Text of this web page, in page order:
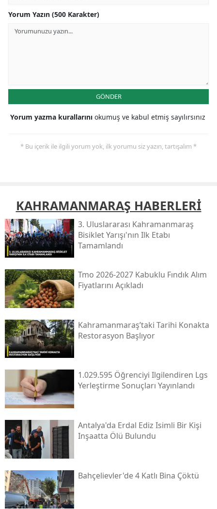
Yorum Yazın (500 Karakter)
GÖNDER
Yorum yazma kurallarını okumuş ve kabul etmiş sayılırsınız
* Bu içerik ile ilgili yorum yok, ilk yorumu siz yazın, tartışalım *
KAHRAMANMARAŞ HABERLERİ
3. Uluslararası Kahramanmaraş
Bisiklet Yarışı'nın Ilk Etabı
Tamamlandı
Tmo 2026-2027 Kabuklu Fındık Alım
Fiyatlarını Açıkladı
Kahramanmaraş’taki Tarihi Konakta
Restorasyon Başlıyor
1.029.595 Öğrenciyi Ilgilendiren Lgs
Yerleştirme Sonuçları Yayınlandı
Antalya'da Erdal Ediz Isimli Bir Kişi
Inşaatta Ölü Bulundu
Bahçelievler'de 4 Katlı Bina Çöktü